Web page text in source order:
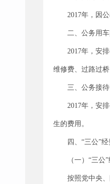
2017年，因
二、公务用
2017年，安
维修费、过路过
三、公务接
2017年，安
生的费用。
四、“三公”
（一）“三公
按照党中央